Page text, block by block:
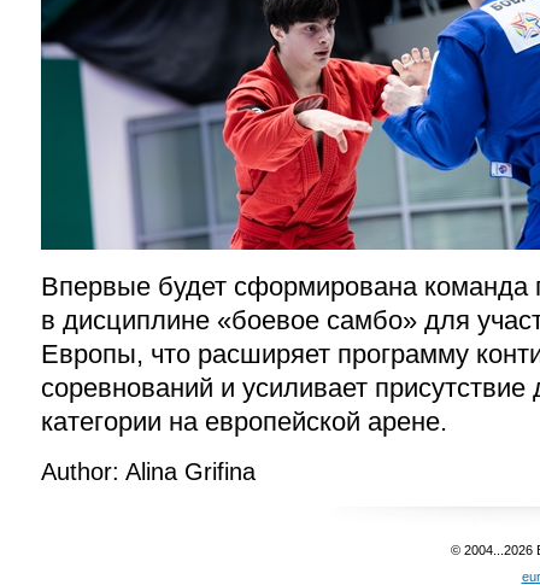
Впервые будет сформирована
в дисциплине «боевое самбо» для
Европы, что расширяет программу
соревнований и усиливает присутствие
категории на европейской арене.
Author: Alina Grifina
© 2004...2026